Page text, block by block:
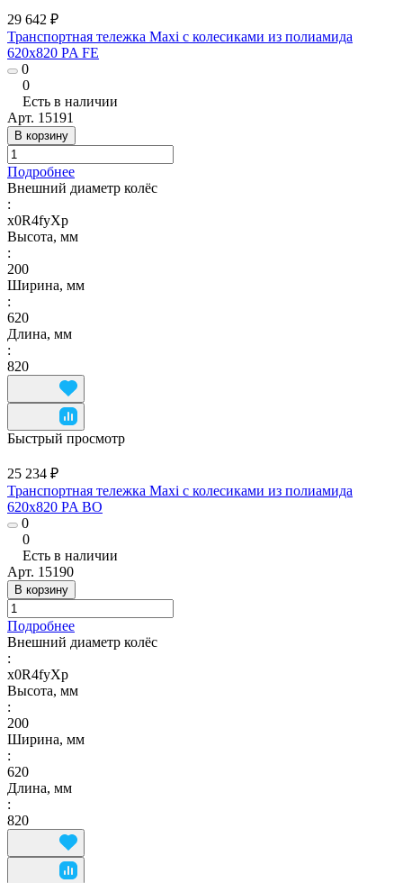
29 642 ₽
Транспортная тележка Maxi с колесиками из полиамида
620x820 PA FE
0
0
Есть в наличии
Арт. 15191
В корзину
Подробнее
Внешний диаметр колёс
:
x0R4fyXp
Высота, мм
:
200
Ширина, мм
:
620
Длина, мм
:
820
Быстрый просмотр
25 234 ₽
Транспортная тележка Maxi с колесиками из полиамида
620x820 PA BO
0
0
Есть в наличии
Арт. 15190
В корзину
Подробнее
Внешний диаметр колёс
:
x0R4fyXp
Высота, мм
:
200
Ширина, мм
:
620
Длина, мм
:
820